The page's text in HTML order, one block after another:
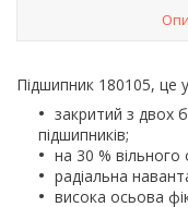
Підшипник 180105, це
закритий з двох
підшипників;
на 30 %
радіальна
висока осьова